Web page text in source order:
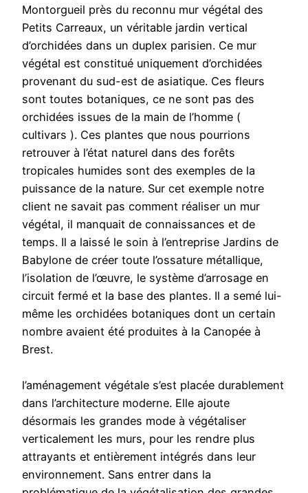
Montorgueil près du reconnu mur végétal des
Petits Carreaux, un véritable jardin vertical
d’orchidées dans un duplex parisien. Ce mur
végétal est constitué uniquement d’orchidées
provenant du sud-est de asiatique. Ces fleurs
sont toutes botaniques, ce ne sont pas des
orchidées issues de la main de l’homme (
cultivars ). Ces plantes que nous pourrions
retrouver à l’état naturel dans des forêts
tropicales humides sont des exemples de la
puissance de la nature. Sur cet exemple notre
client ne savait pas comment réaliser un mur
végétal, il manquait de connaissances et de
temps. Il a laissé le soin à l’entreprise Jardins de
Babylone de créer toute l’ossature métallique,
l’isolation de l’œuvre, le système d’arrosage en
circuit fermé et la base des plantes. Il a semé lui-
même les orchidées botaniques dont un certain
nombre avaient été produites à la Canopée à
Brest.
l’aménagement végétale s’est placée durablement
dans l’architecture moderne. Elle ajoute
désormais les grandes mode à végétaliser
verticalement les murs, pour les rendre plus
attrayants et entièrement intégrés dans leur
environnement. Sans entrer dans la